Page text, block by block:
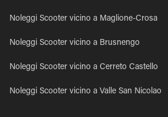
Noleggi Scooter vicino a Maglione-Crosa
Noleggi Scooter vicino a Brusnengo
Noleggi Scooter vicino a Cerreto Castello
Noleggi Scooter vicino a Valle San Nicolao